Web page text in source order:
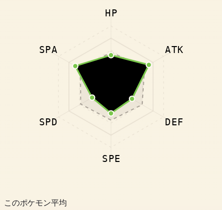
HP
ATK
DEF
SPE
SPD
SPA
このポケモン平均